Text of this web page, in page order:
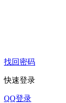
找回密码
快速登录
QQ登录